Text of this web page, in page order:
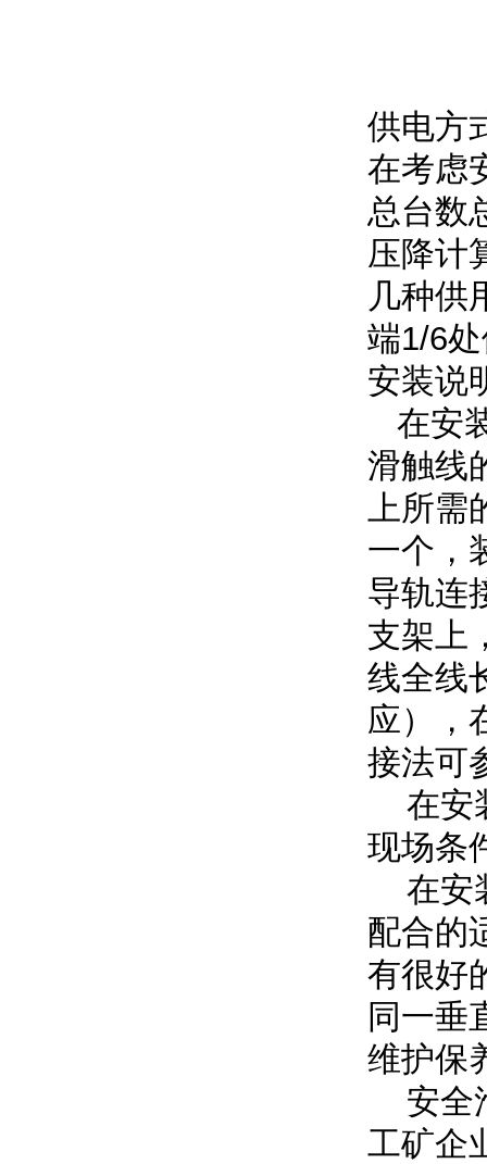
供电方
在考虑
总台数
压降计
几种
端1/6
安装说
在安
滑触线
上所需
一个，
导轨连
支架上
线全线
应），
接法可
在安
现场条
在安
配合的
有很好
同一垂
维护保
安全
工矿企